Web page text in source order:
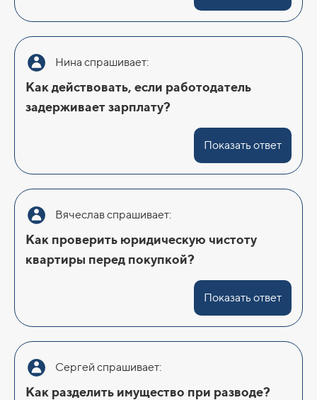
Нина спрашивает:
Как действовать, если работодатель
задерживает зарплату?
Показать ответ
Вячеслав спрашивает:
Как проверить юридическую чистоту
квартиры перед покупкой?
Показать ответ
Сергей спрашивает:
Как разделить имущество при разводе?